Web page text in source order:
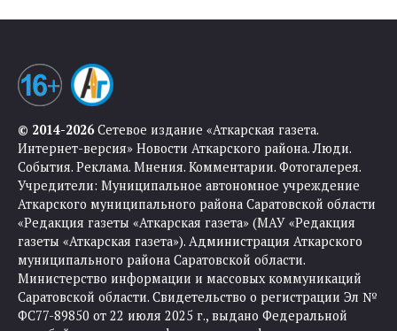
© 2014-2026Сетевое издание «Аткарская газета.
Интернет-версия» Новости Аткарского района. Люди.
События. Реклама. Мнения. Комментарии. Фотогалерея.
Учредители: Муниципальное автономное учреждение
Аткарского муниципального района Саратовской области
«Редакция газеты «Аткарская газета» (МАУ «Редакция
газеты «Аткарская газета»). Администрация Аткарского
муниципального района Саратовской области.
Министерство информации и массовых коммуникаций
Саратовской области. Свидетельство о регистрации Эл №
ФС77-89850 от 22 июля 2025 г., выдано Федеральной